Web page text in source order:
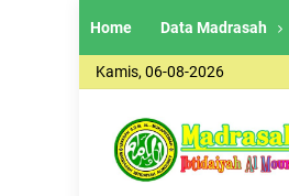
Home Data Madrasah
Kamis, 06-08-2026